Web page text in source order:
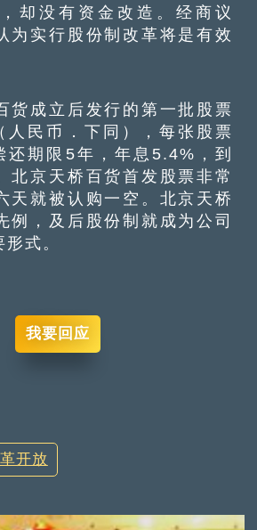
却没有资金改造。经商议
为实行股份制改革将是有效
成立后发行的第一批股票
人民币．下同），每张股票
还期限5年，年息5.4%，到
北京天桥百货首发股票非常
天就被认购一空。北京天桥
例，及后股份制就成为公司
式。
我要回应
开放